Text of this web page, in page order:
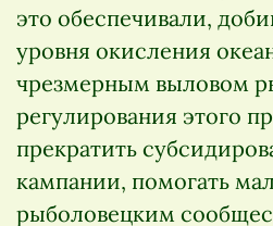
это обеспечивали,
уровня окисления
чрезмерным выловом
регулирования этого
прекратить
кампании, помогать
рыболовецким